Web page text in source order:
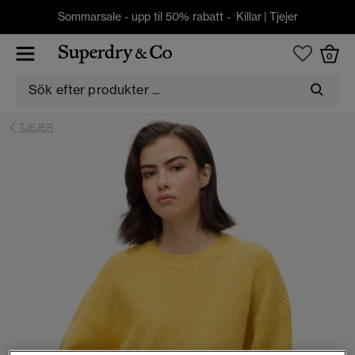
Sommarsale - upp til 50% rabatt - Killar| Tjejer
0
TJEJER